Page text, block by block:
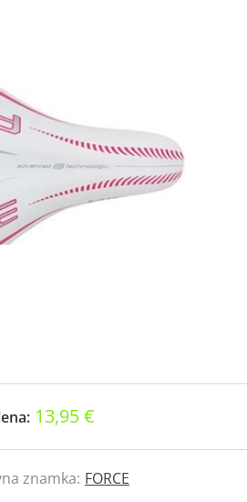
13,95 €
znamka: FORCE